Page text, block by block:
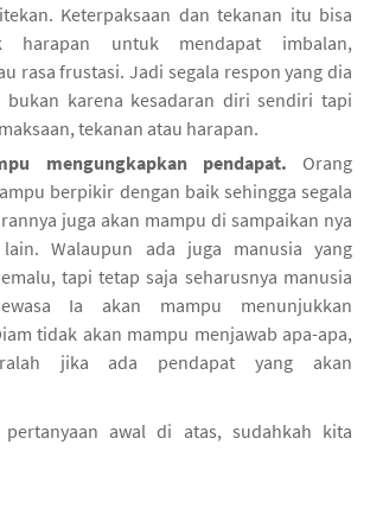
Keterpaksaan dan tekanan itu bisa
harapan untuk mendapat imbalan,
rasa frustasi. Jadi segala respon yang dia
bukan karena kesadaran diri sendiri tapi
tekanan atau harapan.
mengungkapkan pendapat. Orang
berpikir dengan baik sehingga segala
juga akan mampu di sampaikan nya
Walaupun ada juga manusia yang
tapi tetap saja seharusnya manusia
Ia akan mampu menunjukkan
tidak akan mampu menjawab apa-apa,
jika ada pendapat yang akan
awal di atas, sudahkah kita